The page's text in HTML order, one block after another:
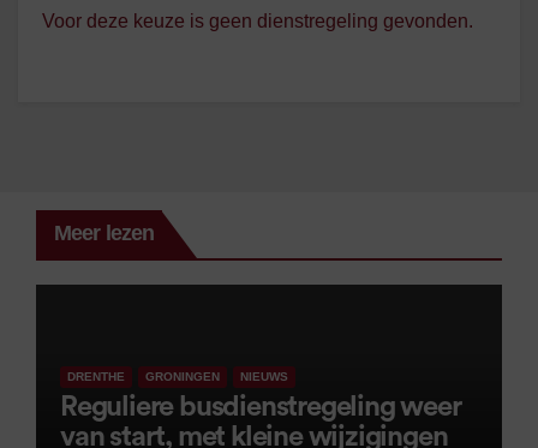
Voor deze keuze is geen dienstregeling gevonden.
Meer lezen
DRENTHE GRONINGEN NIEUWS
Reguliere busdienstregeling weer
van start, met kleine wijzigingen